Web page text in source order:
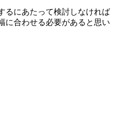
るにあたって検討しなければ
に合わせる必要があると思い